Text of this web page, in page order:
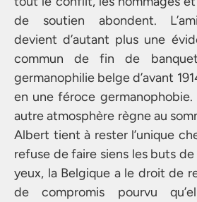
de soutien abondent.
devient d’autant plus une
commun de fin de
germanophilie belge d’avant
en une féroce
autre atmosphère règne au
Albert tient à rester l’unique
refuse de faire siens les buts
yeux, la Belgique a le droit de
de compromis pourvu